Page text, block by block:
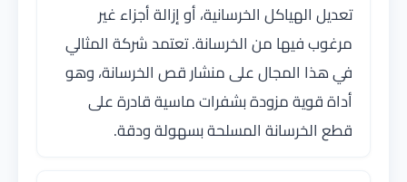
تعديل الهياكل الخرسانية، أو إزالة أجزاء غير
مرغوب فيها من الخرسانة. تعتمد شركة المثالي
في هذا المجال على منشار قص الخرسانة، وهو
أداة قوية مزودة بشفرات ماسية قادرة على
قطع الخرسانة المسلحة بسهولة ودقة.